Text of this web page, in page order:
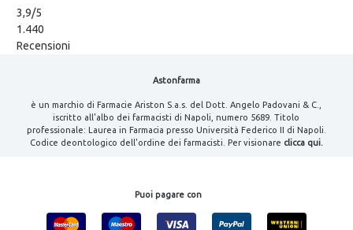
3,9/5
1.440
Recensioni
Astonfarma
è un marchio di Farmacie Ariston S.a.s. del Dott. Angelo Padovani & C.,
iscritto all'albo dei farmacisti di Napoli, numero 5689. Titolo
professionale: Laurea in Farmacia presso Università Federico II di Napoli.
Codice deontologico dell'ordine dei farmacisti. Per visionare clicca qui.
Puoi pagare con